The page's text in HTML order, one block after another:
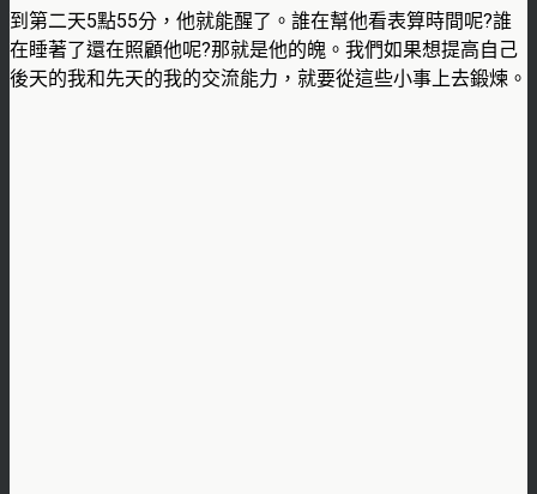
到第二天5點55分，他就能醒了。誰在幫他看表算時間呢?誰
在睡著了還在照顧他呢?那就是他的魄。我們如果想提高自己
後天的我和先天的我的交流能力，就要從這些小事上去鍛煉。